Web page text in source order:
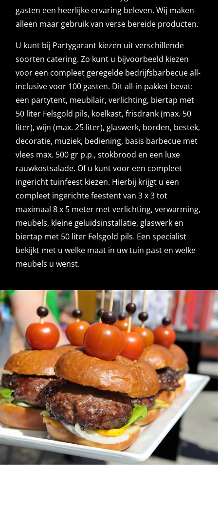
gasten een heerlijke ervaring beleven. Wij maken
alleen maar gebruik van verse bereide producten.
U kunt bij Partygarant kiezen uit verschillende
soorten catering. Zo kunt u bijvoorbeeld kiezen
voor een compleet geregelde bedrijfsbarbecue all-
inclusive voor 100 gasten. Dit all-in pakket bevat:
een partytent, meubilair, verlichting, biertap met
50 liter Felsgold pils, koelkast, frisdrank (max. 50
liter), wijn (max. 25 liter), glaswerk, borden, bestek,
decoratie, muziek, bediening, basis barbecue met
vlees max. 500 gr p.p., stokbrood en een luxe
rauwkostsalade. Of u kunt voor een compleet
ingericht tuinfeest kiezen. Hierbij krijgt u een
compleet ingerichte feestent van 3 x 3 tot
maximaal 8 x 5 meter met verlichting, verwarming,
meubels, kleine geluidsinstallatie, glaswerk en
biertap met 50 liter Felsgold pils. Een specialist
bekijkt met u welke maat in uw tuin past en welke
meubels u wenst.